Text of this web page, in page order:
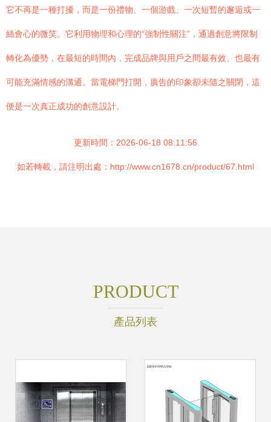
它不再是一種打擾，而是一份禮物、一個游戲、一次短暫的邂逅或一
絲會心的微笑。它利用物理和心理的“強制性關注”，通過創意將限制
轉化為優勢，在最短的時間內，完成品牌與用戶之間最有效、也最有
可能充滿情感的溝通。當電梯門打開，廣告的印象卻未隨之關閉，這
便是一次真正成功的創意設計。
更新時間：2026-06-18 08:11:56
如若轉載，請注明出處：http://www.cn1678.cn/product/67.html
PRODUCT
產品列表